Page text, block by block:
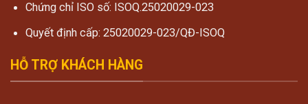
Chứng chỉ ISO số: ISOQ.25020029-023
Quyết định cấp: 25020029-023/QĐ-ISOQ
HỖ TRỢ KHÁCH HÀNG